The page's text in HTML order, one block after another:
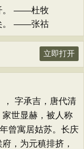
。 ——杜牧
。 ——张祜
立即打开
， 字承吉，唐代清
世显赫，被人称
曾寓居姑苏。长庆
，为元稹排挤，